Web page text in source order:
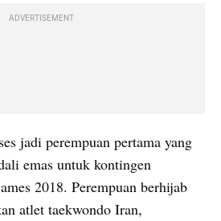
ADVERTISEMENT
jadi perempuan pertama yang
emas untuk kontingen
2018. Perempuan berhijab
atlet taekwondo Iran,